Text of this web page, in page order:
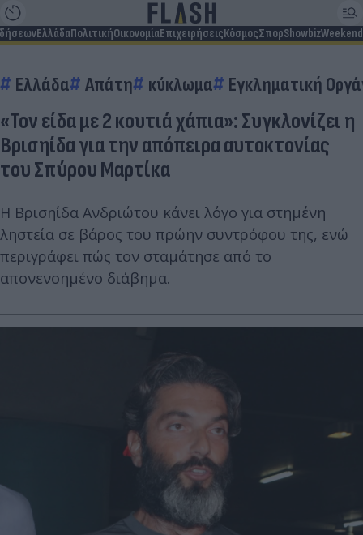
ΕλλάδαΠολιτικήΟικονομίαΕπιχειρήσειςΚόσμοςΣπορShowbizWeekend
Ελλάδα Απάτη κύκλωμα Εγκληματική
«Τον είδα με 2 κουτιά χάπια»: Συγκλονίζει η
Βρισηίδα για την απόπειρα αυτοκτονίας
του Σπύρου Μαρτίκα
Η Βρισηίδα Ανδριώτου κάνει λόγο για στημένη
ληστεία σε βάρος του πρώην συντρόφου της, ενώ
περιγράφει πώς τον σταμάτησε από το
απονενοημένο διάβημα.